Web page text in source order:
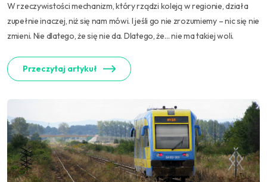
W rzeczywistości mechanizm, który rządzi koleją w regionie, działa
zupełnie inaczej, niż się nam mówi. I jeśli go nie zrozumiemy – nic się nie
zmieni. Nie dlatego, że się nie da. Dlatego, że… nie ma takiej woli.
Przeczytaj artykuł